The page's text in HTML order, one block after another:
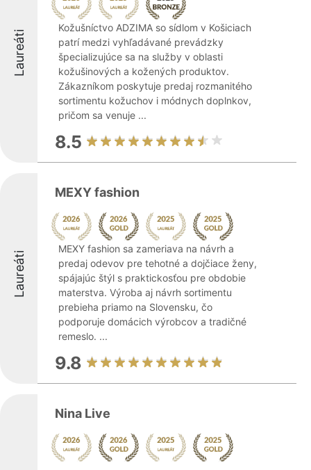
Laureáti
Kožušníctvo ADZIMA so sídlom v Košiciach
patrí medzi vyhľadávané prevádzky
špecializujúce sa na služby v oblasti
kožušinových a kožených produktov.
Zákazníkom poskytuje predaj rozmanitého
sortimentu kožuchov i módnych doplnkov,
pričom sa venuje ...
8.5
Laureáti
MEXY fashion
MEXY fashion sa zameriava na návrh a
predaj odevov pre tehotné a dojčiace ženy,
spájajúc štýl s praktickosťou pre obdobie
materstva. Výroba aj návrh sortimentu
prebieha priamo na Slovensku, čo
podporuje domácich výrobcov a tradičné
remeslo. ...
9.8
Nina Live